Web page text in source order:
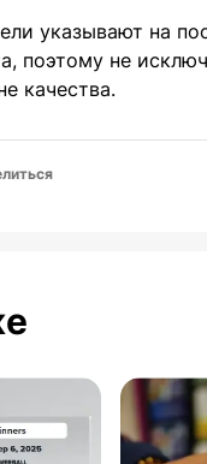
указывают на
поэтому не
качества.